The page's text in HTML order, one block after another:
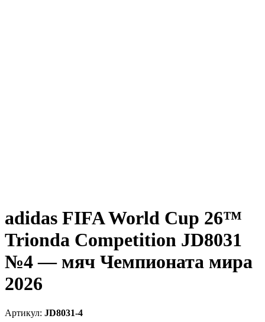
adidas FIFA World Cup 26™
Trionda Competition JD8031
№4 — мяч Чемпионата мира
2026
JD8031-4